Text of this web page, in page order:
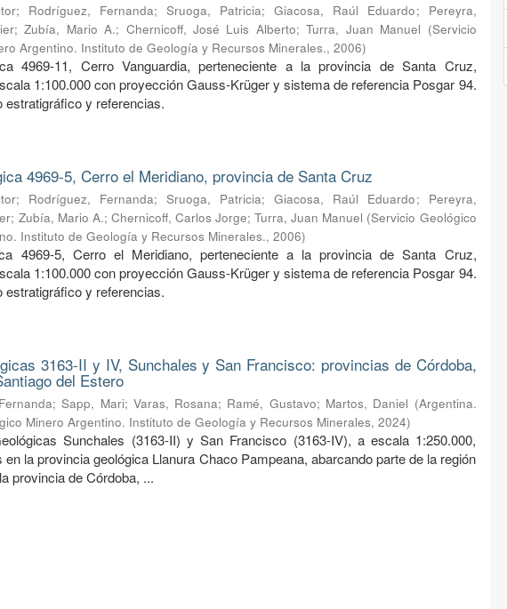
; Rodríguez, Fernanda;Sruoga, Patricia;Giacosa, Raúl Eduardo; Pereyra,
;Zubía, Mario A.; Chernicoff, José Luis Alberto;Turra, Juan Manuel (Servicio
Argentino. Instituto de Geología y Recursos Minerales.,2006)
4969-11, Cerro Vanguardia, perteneciente a la provincia de Santa Cruz,
1:100.000 con proyección Gauss-Krüger y sistema de referencia Posgar 94.
estratigráfico y referencias.
4969-5, Cerro el Meridiano, provincia de Santa Cruz
; Rodríguez, Fernanda;Sruoga, Patricia;Giacosa, Raúl Eduardo; Pereyra,
; Zubía, Mario A.; Chernicoff, Carlos Jorge;Turra, Juan Manuel (Servicio Geológico
Instituto de Geología y Recursos Minerales.,2006)
4969-5, Cerro el Meridiano, perteneciente a la provincia de Santa Cruz,
1:100.000 con proyección Gauss-Krüger y sistema de referencia Posgar 94.
estratigráfico y referencias.
3163-II y IV, Sunchales y San Francisco: provincias de Córdoba,
del Estero
;Sapp, Mari; Varas, Rosana; Ramé, Gustavo; Martos, Daniel (Argentina.
Minero Argentino. Instituto de Geología y Recursos Minerales,2024)
Sunchales (3163-II) y San Francisco (3163-IV), a escala 1:250.000,
la provincia geológica Llanura Chaco Pampeana, abarcando parte de la región
provincia de Córdoba, ...